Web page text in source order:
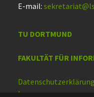
E-mail:
TU DORTMUND
FAKULTÄT FÜR
Datenschutzerklärung
Impressum